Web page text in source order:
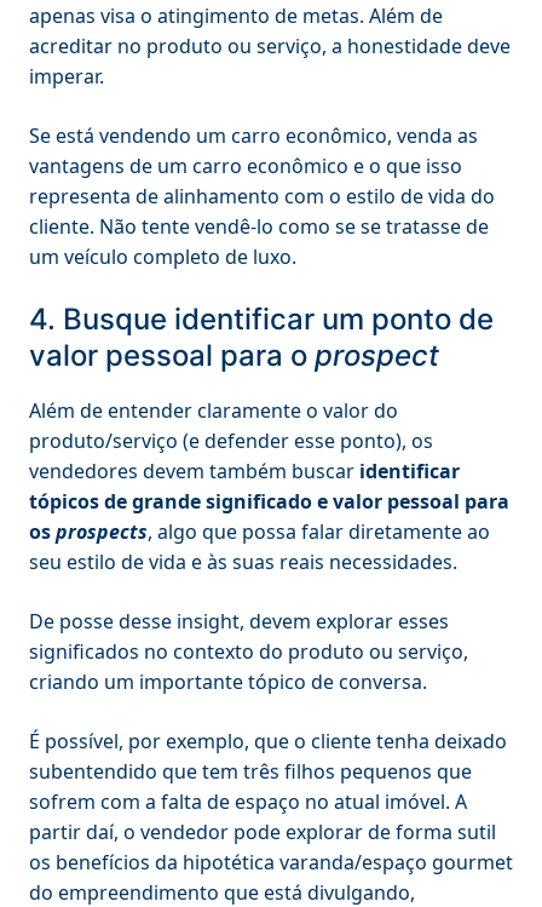
apenas visa o atingimento de metas. Além de
acreditar no produto ou serviço, a honestidade deve
imperar.
Se está vendendo um carro econômico, venda as
vantagens de um carro econômico e o que isso
representa de alinhamento com o estilo de vida do
cliente. Não tente vendê-lo como se se tratasse de
um veículo completo de luxo.
4. Busque identificar um ponto de
valor pessoal para o prospect
Além de entender claramente o valor do
produto/serviço (e defender esse ponto), os
vendedores devem também buscar identificar
tópicos de grande significado e valor pessoal para
osprospects, algo que possa falar diretamente ao
seu estilo de vida e às suas reais necessidades.
De posse desse insight, devem explorar esses
significados no contexto do produto ou serviço,
criando um importante tópico de conversa.
É possível, por exemplo, que o cliente tenha deixado
subentendido que tem três filhos pequenos que
sofrem com a falta de espaço no atual imóvel. A
partir daí, o vendedor pode explorar de forma sutil
os benefícios da hipotética varanda/espaço gourmet
do empreendimento que está divulgando,